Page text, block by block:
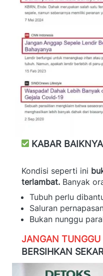
KABAR BAIKNYA
Kondisi seperti ini
terlambat. Banyak
Tubuh perlu
Saluran
Bukan nunggu
JANGAN TUNGGU
BERSIHKAN